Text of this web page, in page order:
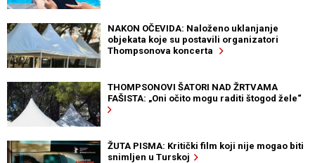
NAKON OČEVIDA: Naloženo uklanjanje
objekata koje su postavili organizatori
Thompsonova koncerta
THOMPSONOVI ŠATORI NAD ŽRTVAMA
FAŠISTA: „Oni očito mogu raditi štogod žele“
ŽUTA PISMA: Kritički film koji nije mogao biti
snimljen u Turskoj